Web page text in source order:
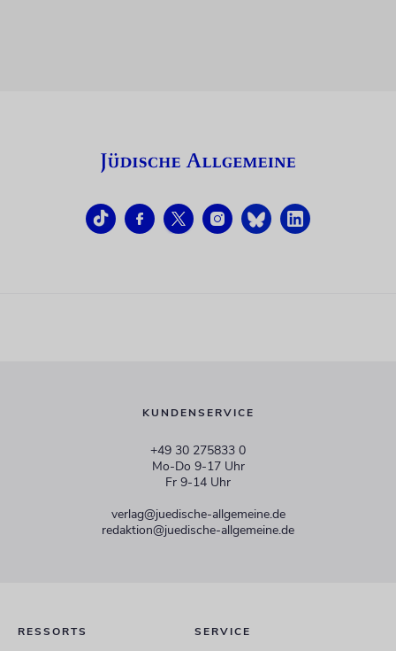
KUNDENSERVICE
+49 30 275833 0
Mo-Do 9-17 Uhr
Fr 9-14 Uhr
verlag@juedische-allgemeine.de
redaktion@juedische-allgemeine.de
RESSORTS SERVICE